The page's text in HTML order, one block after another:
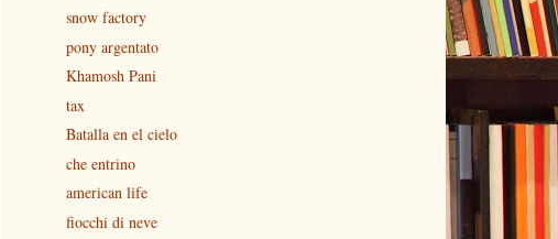
snow factory
pony argentato
Khamosh Pani
tax
Batalla en el cielo
che entrino
american life
fiocchi di neve